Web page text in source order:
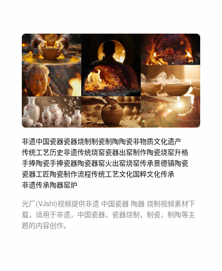
非遗中国瓷器瓷器烧制制瓷制陶陶瓷非物质文化遗产
传统工艺历史非遗传统烧窑瓷器出窑制作陶瓷烧窑升格
手捧陶瓷手捧瓷器陶瓷器窑火出窑烧窑传承景德镇陶瓷
瓷器工匠陶瓷制作流程传统工艺文化国粹文化传承
非遗传承陶器窑炉
光厂(VJshi)视频提供非遗 中国瓷器 陶器 烧制视频素材下
载，适用于非遗，中国瓷器，瓷器烧制，制瓷，制陶等主
题的内容创作。